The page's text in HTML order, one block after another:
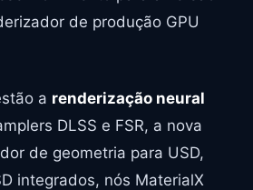
de produção GPU
a renderização neural
DLSS e FSR, a nova
de geometria para USD,
integrados, nós MaterialX